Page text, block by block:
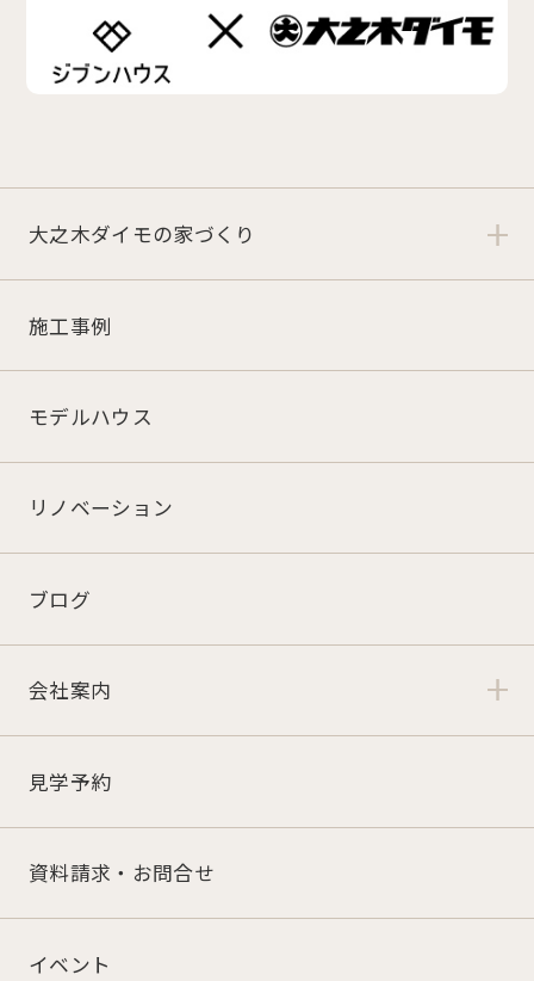
大之木ダイモの家づくり
施工事例
モデルハウス
リノベーション
ブログ
会社案内
見学予約
資料請求・お問合せ
イベント